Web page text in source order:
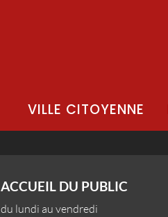
VILLE CITOYENNE
ACCUEIL DU PUBLIC
du lundi au vendredi